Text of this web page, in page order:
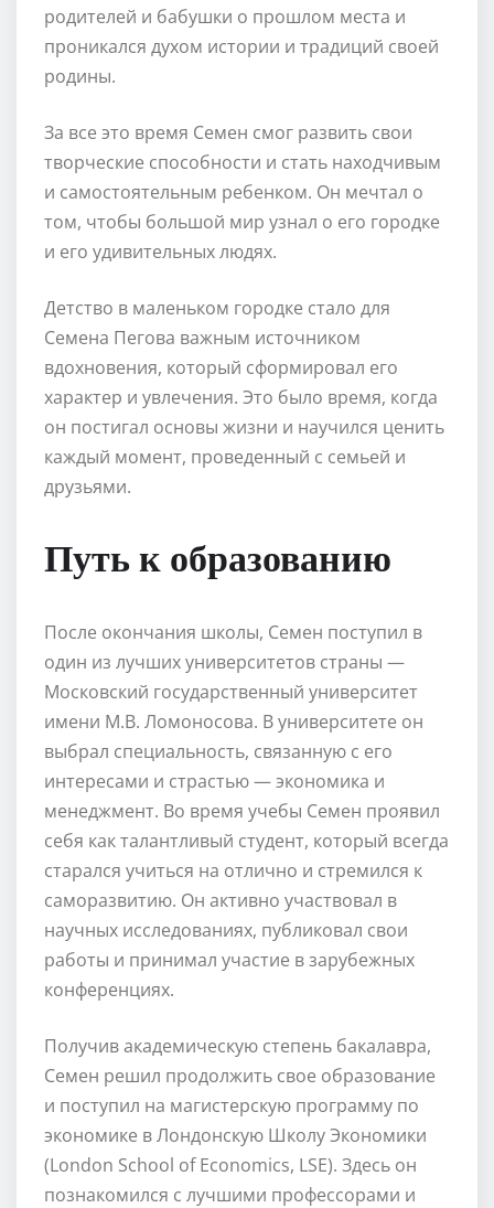
родителей и бабушки о прошлом места и
проникался духом истории и традиций своей
родины.
За все это время Семен смог развить свои
творческие способности и стать находчивым
и самостоятельным ребенком. Он мечтал о
том, чтобы большой мир узнал о его городке
и его удивительных людях.
Детство в маленьком городке стало для
Семена Пегова важным источником
вдохновения, который сформировал его
характер и увлечения. Это было время, когда
он постигал основы жизни и научился ценить
каждый момент, проведенный с семьей и
друзьями.
Путь к образованию
После окончания школы, Семен поступил в
один из лучших университетов страны —
Московский государственный университет
имени М.В. Ломоносова. В университете он
выбрал специальность, связанную с его
интересами и страстью — экономика и
менеджмент. Во время учебы Семен проявил
себя как талантливый студент, который всегда
старался учиться на отлично и стремился к
саморазвитию. Он активно участвовал в
научных исследованиях, публиковал свои
работы и принимал участие в зарубежных
конференциях.
Получив академическую степень бакалавра,
Семен решил продолжить свое образование
и поступил на магистерскую программу по
экономике в Лондонскую Школу Экономики
(London School of Economics, LSE). Здесь он
познакомился с лучшими профессорами и